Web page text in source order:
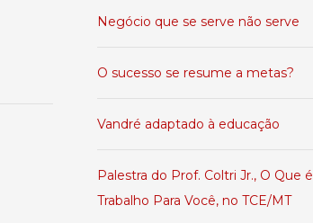
Negócio que se serve não serve
O sucesso se resume a metas?
Vandré adaptado à educação
Palestra do Prof. Coltri Jr., O Que é
Trabalho Para Você, no TCE/MT